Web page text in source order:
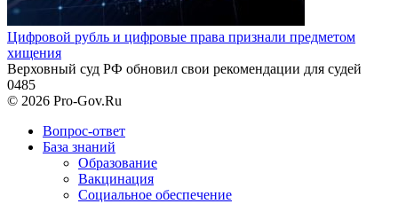
Цифровой рубль и цифровые права признали предметом
хищения
Верховный суд РФ обновил свои рекомендации для судей
0485
© 2026 Pro-Gov.Ru
Вопрос-ответ
База знаний
Образование
Вакцинация
Социальное обеспечение